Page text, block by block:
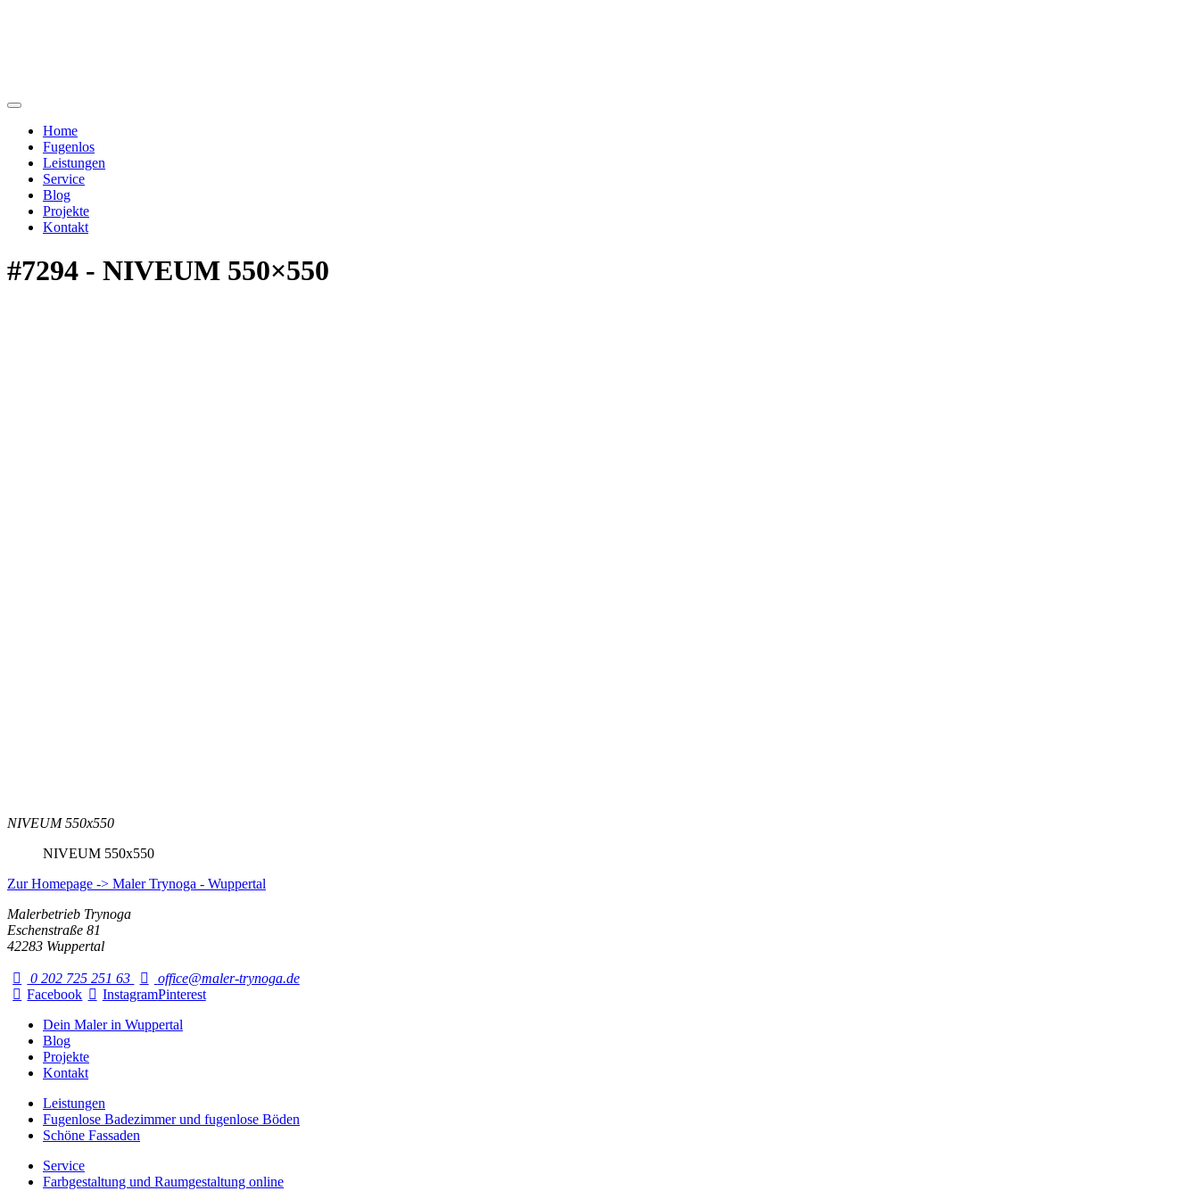
Home
Fugenlos
Leistungen
Service
Blog
Projekte
Kontakt
#7294 - NIVEUM 550×550
NIVEUM 550x550
NIVEUM 550x550
Zur Homepage -> Maler Trynoga - Wuppertal
Malerbetrieb Trynoga
Eschenstraße 81
42283 Wuppertal
0 202 725 251 63
office@maler-trynoga.de
Facebook
InstagramPinterest
Dein Maler in Wuppertal
Blog
Projekte
Kontakt
Leistungen
Fugenlose Badezimmer und fugenlose Böden
Schöne Fassaden
Service
Farbgestaltung und Raumgestaltung online